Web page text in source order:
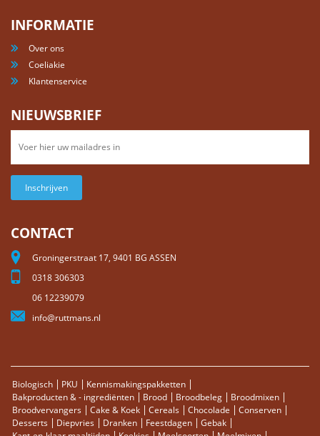
INFORMATIE
Over ons
Coeliakie
Klantenservice
NIEUWSBRIEF
Inschrijven
CONTACT
Groningerstraat 17, 9401 BG ASSEN
0318 306303
06 12239079
info@ruttmans.nl
Biologisch PKU
Kennismakingspakketten
Bakproducten & - ingrediënten
Brood Broodbeleg
Broodmixen
Broodvervangers
Cake & Koek Cereals Chocolade
Conserven
Desserts
Diepvries Dranken Feestdagen
Gebak